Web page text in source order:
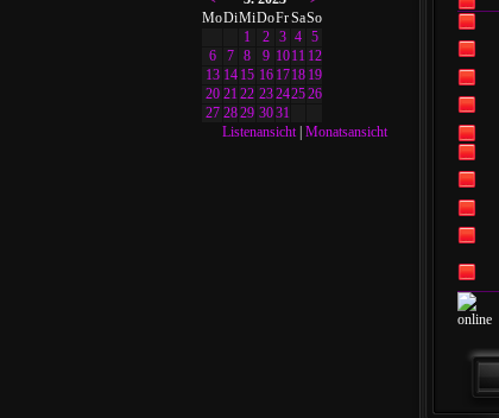
MoDiMiDoFrSaSo
1
2 3 4 5
6
7 8 9 1011 12
13 14 15 16 1718 19
20 21 22 23242526
27 2829 3031
Listenansicht| Monatsansicht